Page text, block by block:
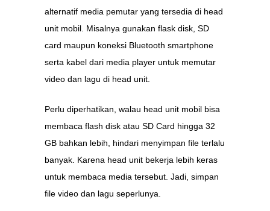
alternatif media pemutar yang tersedia di head
unit mobil. Misalnya gunakan flask disk, SD
card maupun koneksi Bluetooth smartphone
serta kabel dari media player untuk memutar
video dan lagu di head unit.
Perlu diperhatikan, walau head unit mobil bisa
membaca flash disk atau SD Card hingga 32
GB bahkan lebih, hindari menyimpan file terlalu
banyak. Karena head unit bekerja lebih keras
untuk membaca media tersebut. Jadi, simpan
file video dan lagu seperlunya.